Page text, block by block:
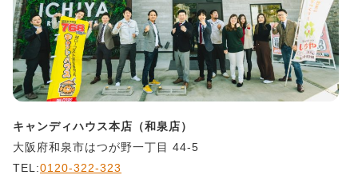
キャンディハウス本店（和泉店）
大阪府和泉市はつが野一丁目 44-5
TEL:0120-322-323